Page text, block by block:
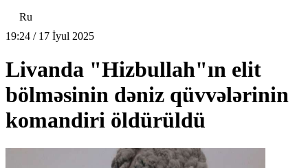
Ru
19:24 / 17 İyul 2025
Livanda "Hizbullah"ın elit
bölməsinin dəniz qüvvələrinin
komandiri öldürüldü